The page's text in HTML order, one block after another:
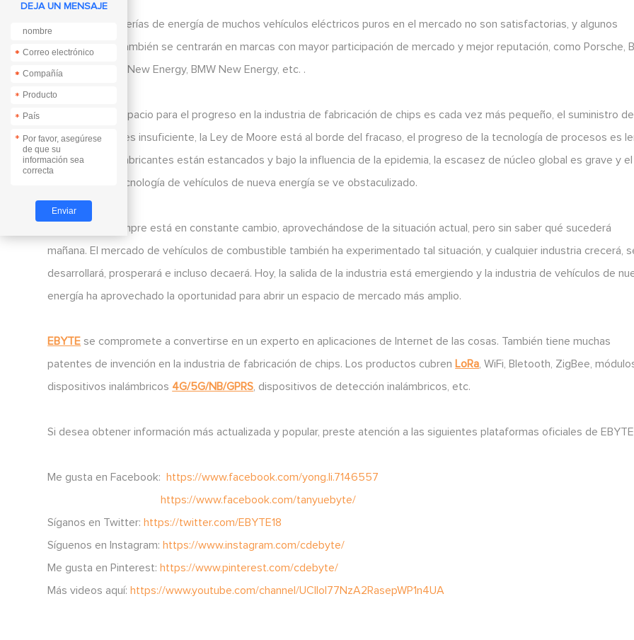
Además, las baterías de energía de muchos vehículos eléctricos puros en el mercado no son satisfactorias, y algunos
consumidores también se centrarán en marcas con mayor participación de mercado y mejor reputación, como Porsche,
Mercedes-Benz New Energy, BMW New Energy, etc. .
Hoy en día, el espacio para el progreso en la industria de fabricación de chips es cada vez más pequeño, el suministro de
fuentes de litio es insuficiente, la Ley de Moore está al borde del fracaso, el progreso de la tecnología de procesos es
los principales fabricantes están estancados y bajo la influencia de la epidemia, la escasez de núcleo global es grave y el
desarrollo de tecnología de vehículos de nueva energía se ve obstaculizado.
La situación siempre está en constante cambio, aprovechándose de la situación actual, pero sin saber qué sucederá
mañana. El mercado de vehículos de combustible también ha experimentado tal situación, y cualquier industria crecerá,
desarrollará, prosperará e incluso decaerá. Hoy, la salida de la industria está emergiendo y la industria de vehículos de
energía ha aprovechado la oportunidad para abrir un espacio de mercado más amplio.
EBYTE se compromete a convertirse en un experto en aplicaciones de Internet de las cosas. También tiene muchas
patentes de invención en la industria de fabricación de chips. Los productos cubren LoRa, WiFi, Bletooth, ZigBee,
dispositivos inalámbricos 4G/5G/NB/GPRS, dispositivos de detección inalámbricos, etc.
Si desea obtener información más actualizada y popular, preste atención a las siguientes plataformas oficiales de
Me gusta en Facebook:
https://www.facebook.com/yong.li.7146557
https://www.facebook.com/tanyuebyte/
Síganos en Twitter: https://twitter.com/EBYTE18
Síguenos en Instagram: https://www.instagram.com/cdebyte/
Me gusta en Pinterest: https://www.pinterest.com/cdebyte/
Más videos aquí: https://www.youtube.com/channel/UClIoI77NzA2RasepWP1n4UA
DEJA UN MENSAJE
*
*
*
*
*
*
*